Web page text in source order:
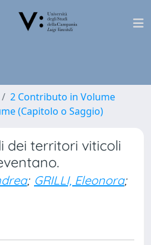
2 Contributo in Volume
(Capitolo o Saggio)
dei territori viticoli
; GRILLI, Eleonora;